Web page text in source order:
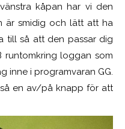
kåpan har vi den
är smidig och lätt att ha
till så att den passar dig
runtomkring loggan som
inne i programvaran GG.
en av/på knapp för att